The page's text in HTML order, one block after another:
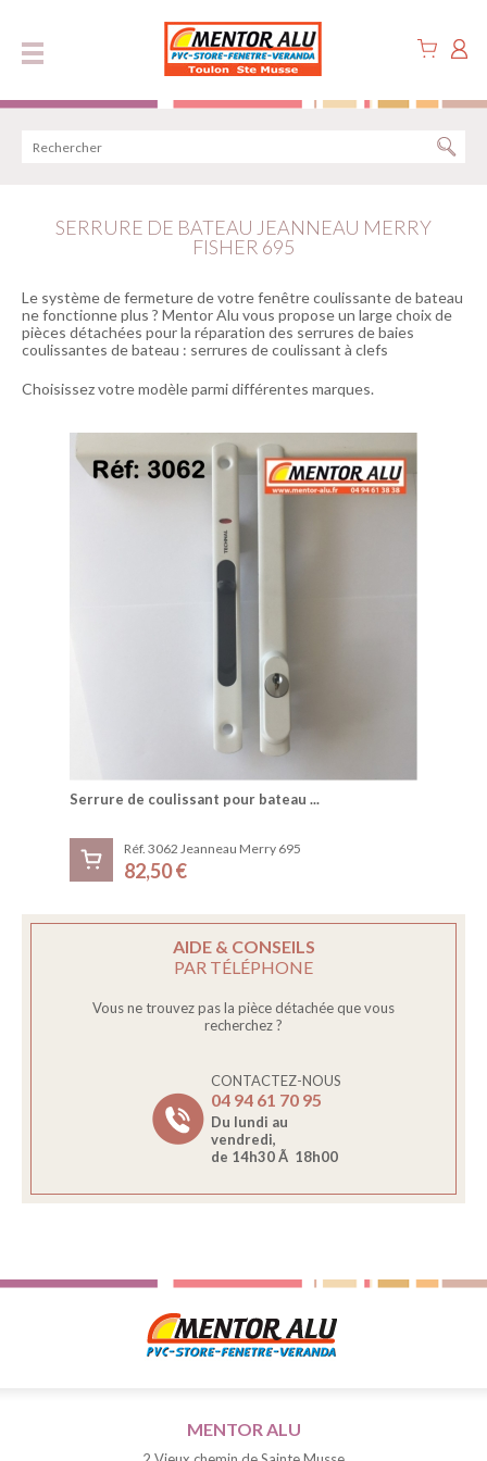
SERRURE DE BATEAU JEANNEAU MERRY
FISHER 695
Le système de fermeture de votre fenêtre coulissante de bateau
ne fonctionne plus ? Mentor Alu vous propose un large choix de
pièces détachées pour la réparation des serrures de baies
coulissantes de bateau : serrures de coulissant à clefs
Choisissez votre modèle parmi différentes marques.
Serrure de coulissant pour bateau ...
Réf. 3062 Jeanneau Merry 695
82,50 €
AIDE & CONSEILS
PAR TÉLÉPHONE
Vous ne trouvez pas la pièce détachée que vous
recherchez ?
CONTACTEZ-NOUS
04 94 61 70 95
Du lundi au
vendredi,
de 14h30 Ã 18h00
MENTOR ALU